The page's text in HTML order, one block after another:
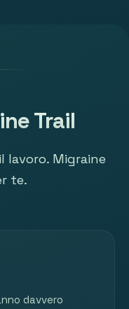
Trail
lavoro. Migraine
te.
davvero